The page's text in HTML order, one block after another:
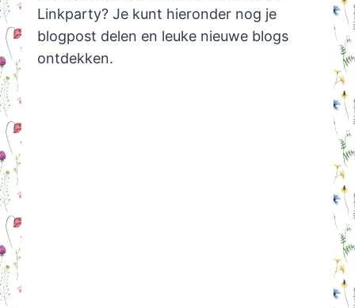
Linkparty? Je kunt hieronder nog je
blogpost delen en leuke nieuwe blogs
ontdekken.